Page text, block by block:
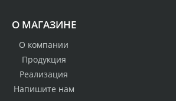
О МАГАЗИНЕ
О компании
Продукция
Реализация
Напишите нам